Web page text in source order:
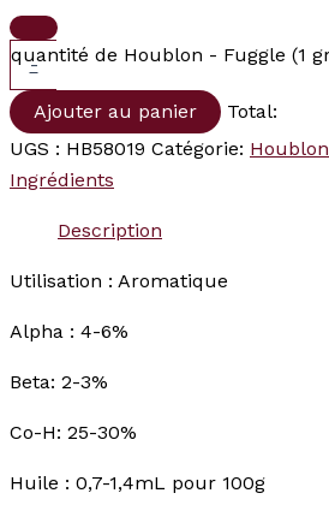
-
quantité de Houblon - Fuggle (1
Ajouter au panier
Total:
UGS : HB58019 Catégorie:
Ingrédients
Description
Utilisation : Aromatique
Alpha : 4-6%
Beta: 2-3%
Co-H: 25-30%
Huile : 0,7-1,4mL pour 100g